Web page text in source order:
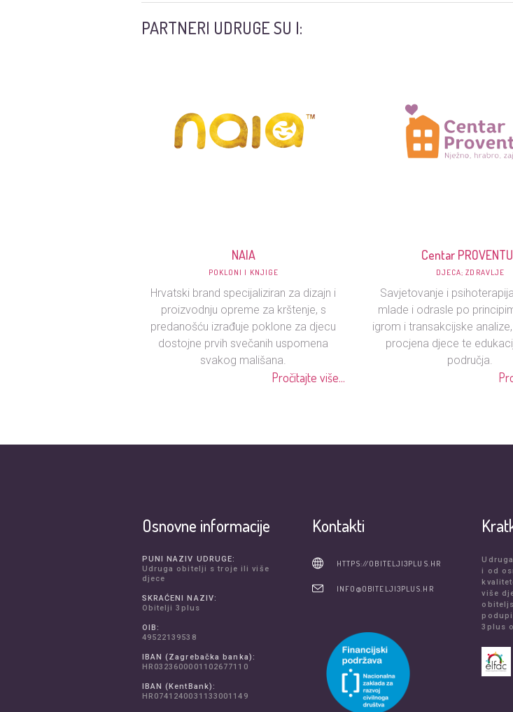
PARTNERI UDRUGE SU I:
NAIA
POKLONI I KNJIGE
Hrvatski brand specijaliziran za dizajn i
proizvodnju opreme za krštenje, s
predanošću izrađuje poklone za djecu
dostojne prvih svečanih uspomena
svakog mališana.
Pročitajte više...
Centar
DJECA; ZDRAVLJE
Savjetovanje i
mlade i odrasle po
igrom i transakcijske
procjena djece te
područja.
Osnovne informacije
PUNI NAZIV UDRUGE:
Udruga obitelji s troje ili više
djece
SKRAĆENI NAZIV:
Obitelji 3plus
OIB:
49522139538
IBAN (Zagrebačka banka):
HR0323600001102677110
IBAN (KentBank):
HR0741240031133001149
Kontakti
HTTPS://OBITELJI3PLUS.HR
INFO@OBITELJI3PLUS.HR
i od
više
3plus